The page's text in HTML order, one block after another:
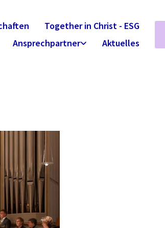
Together in Christ - ESG
Ansprechpartner Aktuelles